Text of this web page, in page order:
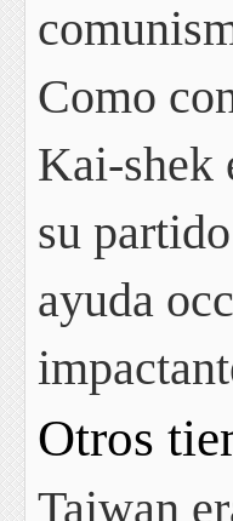
Como
Kai-shek
su
ayuda
Otros
Taiwan